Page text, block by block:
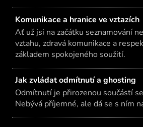
Komunikace a hranice ve vztazích
Ať už jsi na začátku seznamování
vztahu, zdravá komunikace a
základem spokojeného soužití.
Jak zvládat odmítnutí a ghosting
Odmítnutí je přirozenou součástí
Nebývá příjemné, ale dá se s ním